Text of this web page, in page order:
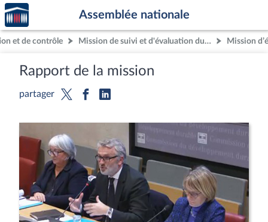
Aller au contenu
Aller en bas de la page
Accèder
à la
page
d'accueil
Assemblée nationale
et de contrôle Mission de suivi et d'évaluation du comité
Rapport de la mission
partager